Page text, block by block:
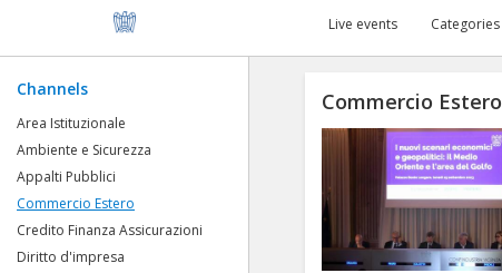
Live events Categories
Channels
Area Istituzionale
Ambiente e Sicurezza
Appalti Pubblici
Commercio Estero
Credito Finanza Assicurazioni
Diritto d'impresa
Commercio Estero